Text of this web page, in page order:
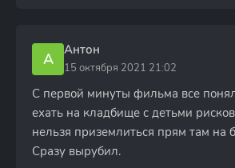
А Антон
15 октября 2021 21:02
С первой минуты фильма все
ехать на кладбище с детьми
нельзя приземлиться прям там на
Сразу вырубил.